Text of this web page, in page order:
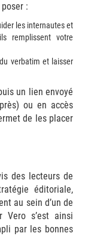
:
les internautes et
remplissent votre
verbatim et laisser
un lien envoyé
ou en accès
de les placer
des lecteurs de
éditoriale,
au sein d’un de
Vero s’est ainsi
par les bonnes